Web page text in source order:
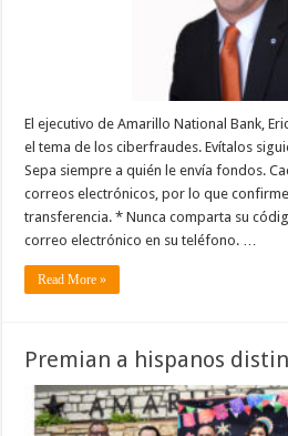
El ejecutivo de Amarillo National Bank,
el tema de los ciberfraudes. Evítalos
Sepa siempre a quién le envía fondos.
correos electrónicos, por lo que
transferencia. * Nunca comparta su
correo electrónico en su teléfono. …
Read More »
Premian a hispanos